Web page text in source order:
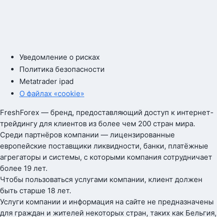
Уведомление о рисках
Политика безопасности
Metatrader ipad
О файлах «cookie»
FreshForex — бренд, предоставляющий доступ к интернет-
трейдингу для клиентов из более чем 200 стран мира.
Среди партнёров компании — лицензированные
европейские поставщики ликвидности, банки, платёжные
агрегаторы и системы, с которыми компания сотрудничает
более 19 лет.
Чтобы пользоваться услугами компании, клиент должен
быть старше 18 лет.
Услуги компании и информация на сайте не предназначены
для граждан и жителей некоторых стран, таких как Бельгия,